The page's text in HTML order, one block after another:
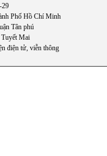
giờ, tùy mức âm
29
Phố Hồ Chí Minh
Tân phú
Mai
điện tử, viễn thông